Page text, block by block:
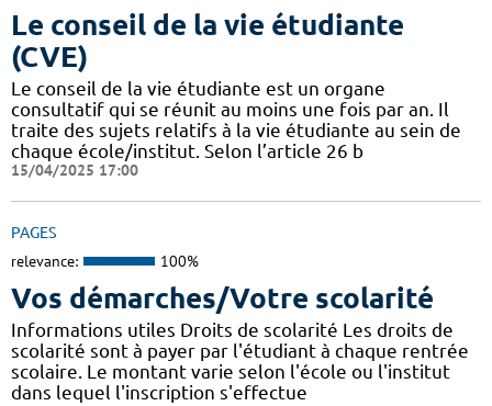
Le conseil de la vie étudiante
(CVE)
Le conseil de la vie étudiante est un organe
consultatif qui se réunit au moins une fois par an. Il
traite des sujets relatifs à la vie étudiante au sein de
chaque école/institut. Selon l’article 26 b
15/04/2025 17:00
PAGES
relevance: 100%
Vos démarches/Votre scolarité
Informations utiles Droits de scolarité Les droits de
scolarité sont à payer par l'étudiant à chaque rentrée
scolaire. Le montant varie selon l'école ou l'institut
dans lequel l'inscription s'effectue